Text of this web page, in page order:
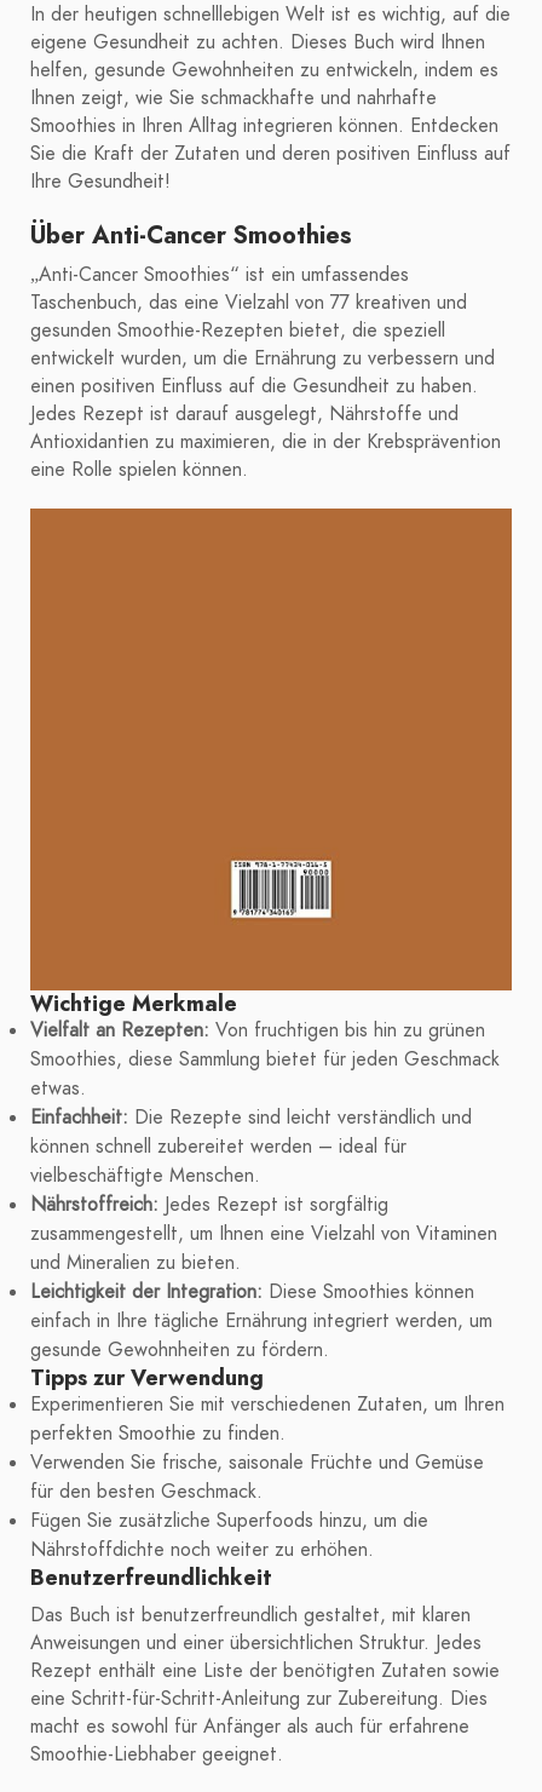
In der heutigen schnelllebigen Welt ist es wichtig, auf die
eigene Gesundheit zu achten. Dieses Buch wird Ihnen
helfen, gesunde Gewohnheiten zu entwickeln, indem es
Ihnen zeigt, wie Sie schmackhafte und nahrhafte
Smoothies in Ihren Alltag integrieren können. Entdecken
Sie die Kraft der Zutaten und deren positiven Einfluss auf
Ihre Gesundheit!
Über Anti-Cancer Smoothies
„Anti-Cancer Smoothies“ ist ein umfassendes
Taschenbuch, das eine Vielzahl von 77 kreativen und
gesunden Smoothie-Rezepten bietet, die speziell
entwickelt wurden, um die Ernährung zu verbessern und
einen positiven Einfluss auf die Gesundheit zu haben.
Jedes Rezept ist darauf ausgelegt, Nährstoffe und
Antioxidantien zu maximieren, die in der Krebsprävention
eine Rolle spielen können.
Wichtige Merkmale
Vielfalt an Rezepten: Von fruchtigen bis hin zu grünen
Smoothies, diese Sammlung bietet für jeden Geschmack
etwas.
Einfachheit: Die Rezepte sind leicht verständlich und
können schnell zubereitet werden – ideal für
vielbeschäftigte Menschen.
Nährstoffreich: Jedes Rezept ist sorgfältig
zusammengestellt, um Ihnen eine Vielzahl von Vitaminen
und Mineralien zu bieten.
Leichtigkeit der Integration: Diese Smoothies können
einfach in Ihre tägliche Ernährung integriert werden, um
gesunde Gewohnheiten zu fördern.
Tipps zur Verwendung
Experimentieren Sie mit verschiedenen Zutaten, um Ihren
perfekten Smoothie zu finden.
Verwenden Sie frische, saisonale Früchte und Gemüse
für den besten Geschmack.
Fügen Sie zusätzliche Superfoods hinzu, um die
Nährstoffdichte noch weiter zu erhöhen.
Benutzerfreundlichkeit
Das Buch ist benutzerfreundlich gestaltet, mit klaren
Anweisungen und einer übersichtlichen Struktur. Jedes
Rezept enthält eine Liste der benötigten Zutaten sowie
eine Schritt-für-Schritt-Anleitung zur Zubereitung. Dies
macht es sowohl für Anfänger als auch für erfahrene
Smoothie-Liebhaber geeignet.